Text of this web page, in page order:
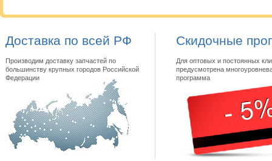
Доставка по всей РФ
Производим доставку запчастей по
большинству крупных городов Российской
Федерации
Скидочные
Для оптовых и постоянных
предусмотрена
программа